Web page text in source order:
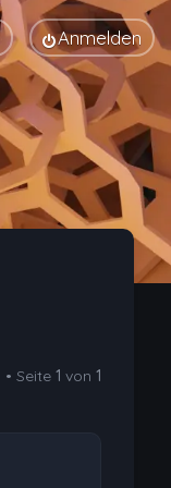
Anmelden
• Seite1 von1